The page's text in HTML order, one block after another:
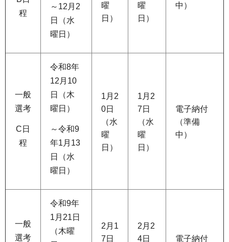
程
～12月2
日（水
曜日）
曜
日）
曜
日）
中）
一般
選考
C日
程
令和8年
12月10
日（木
曜日）
～令和9
年1月13
日（水
曜日）
1月2
0日
（水
曜
日）
1月2
7日
（水
曜
日）
電子納付
（準備
中）
一般
選考
令和9年
1月21日
（木曜
2月1
7日
2月2
4日
電子納付